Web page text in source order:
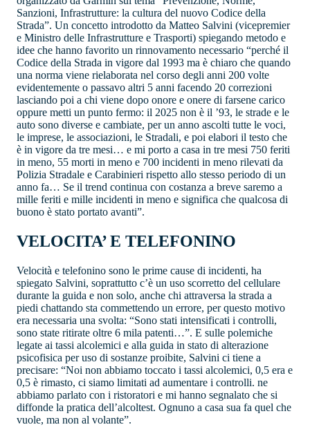
Sanzioni, Infrastrutture: la cultura del nuovo Codice della
Strada”. Un concetto introdotto da Matteo Salvini (vicepremier
e Ministro delle Infrastrutture e Trasporti) spiegando metodo e
idee che hanno favorito un rinnovamento necessario “perché il
Codice della Strada in vigore dal 1993 ma è chiaro che quando
una norma viene rielaborata nel corso degli anni 200 volte
evidentemente o passavo altri 5 anni facendo 20 correzioni
lasciando poi a chi viene dopo onore e onere di farsene carico
oppure metti un punto fermo: il 2025 non è il ’93, le strade e le
auto sono diverse e cambiate, per un anno ascolti tutte le voci,
le imprese, le associazioni, le Stradali, e poi elabori il testo che
è in vigore da tre mesi… e mi porto a casa in tre mesi 750 feriti
in meno, 55 morti in meno e 700 incidenti in meno rilevati da
Polizia Stradale e Carabinieri rispetto allo stesso periodo di un
anno fa… Se il trend continua con costanza a breve saremo a
mille feriti e mille incidenti in meno e significa che qualcosa di
buono è stato portato avanti”.
VELOCITA’ E TELEFONINO
Velocità e telefonino sono le prime cause di incidenti, ha
spiegato Salvini, soprattutto c’è un uso scorretto del cellulare
durante la guida e non solo, anche chi attraversa la strada a
piedi chattando sta commettendo un errore, per questo motivo
era necessaria una svolta: “Sono stati intensificati i controlli,
sono state ritirate oltre 6 mila patenti…”. E sulle polemiche
legate ai tassi alcolemici e alla guida in stato di alterazione
psicofisica per uso di sostanze proibite, Salvini ci tiene a
precisare: “Noi non abbiamo toccato i tassi alcolemici, 0,5 era e
0,5 è rimasto, ci siamo limitati ad aumentare i controlli. ne
abbiamo parlato con i ristoratori e mi hanno segnalato che si
diffonde la pratica dell’alcoltest. Ognuno a casa sua fa quel che
vuole, ma non al volante”.